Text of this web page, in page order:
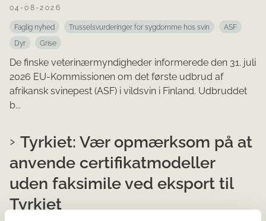
04-08-2026
Faglig nyhed Trusselsvurderinger for sygdomme hos svin
ASF
Dyr
Grise
De finske veterinærmyndigheder informerede den 31. juli
2026 EU-Kommissionen om det første udbrud af
afrikansk svinepest (ASF) i vildsvin i Finland. Udbruddet
b...
Tyrkiet: Vær opmærksom på at
anvende certifikatmodeller
uden faksimile ved eksport til
Tyrkiet